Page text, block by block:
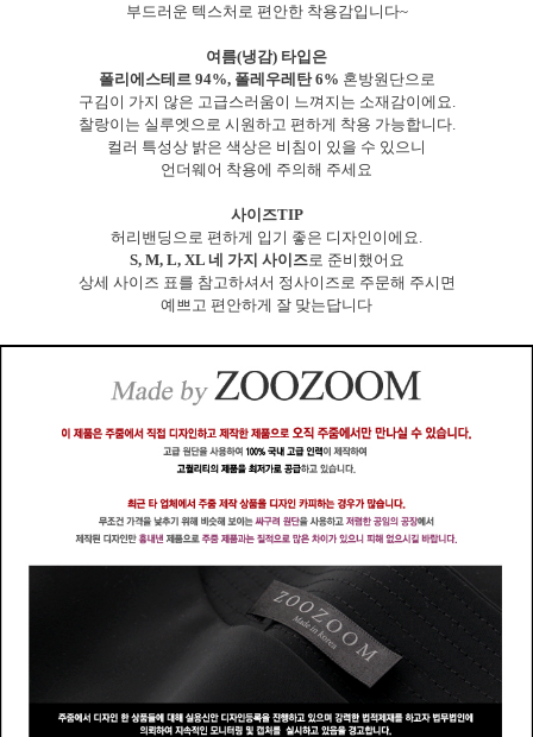
부드러운 텍스처로 편안한 착용감입니다~
여름(냉감) 타입은
폴리에스테르 94%, 폴레우레탄 6% 혼방원단으로
구김이 가지 않은 고급스러움이 느껴지는 소재감이에요.
찰랑이는 실루엣으로 시원하고 편하게 착용 가능합니다.
컬러 특성상 밝은 색상은 비침이 있을 수 있으니
언더웨어 착용에 주의해 주세요
사이즈TIP
허리밴딩으로 편하게 입기 좋은 디자인이에요.
S, M, L, XL 네 가지 사이즈로 준비했어요
상세 사이즈 표를 참고하셔서 정사이즈로 주문해 주시면
예쁘고 편안하게 잘 맞는답니다